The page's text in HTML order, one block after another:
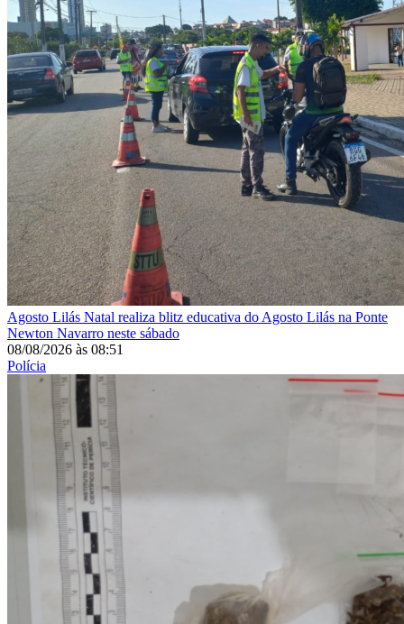
Agosto Lilás Natal realiza blitz educativa do Agosto Lilás na Ponte
Newton Navarro neste sábado
08/08/2026 às 08:51
Polícia